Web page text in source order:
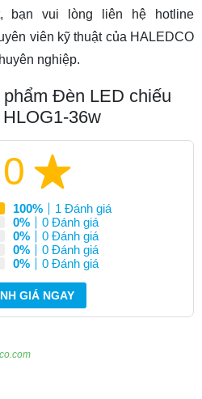
bạn vui lòng liên hệ hotline
viên kỹ thuật của HALEDCO
nghiệp.
Đèn LED chiếu
36w
100%
1 Đánh giá
0%
0 Đánh giá
0%
0 Đánh giá
0%
0 Đánh giá
0% 0 Đánh giá
GIÁ NGAY